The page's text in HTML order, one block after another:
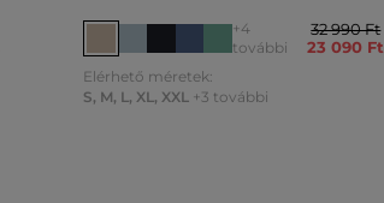
+4
további
32 990 Ft
23 090 Ft
Elérhető méretek:
S, M, L, XL, XXL +3 további